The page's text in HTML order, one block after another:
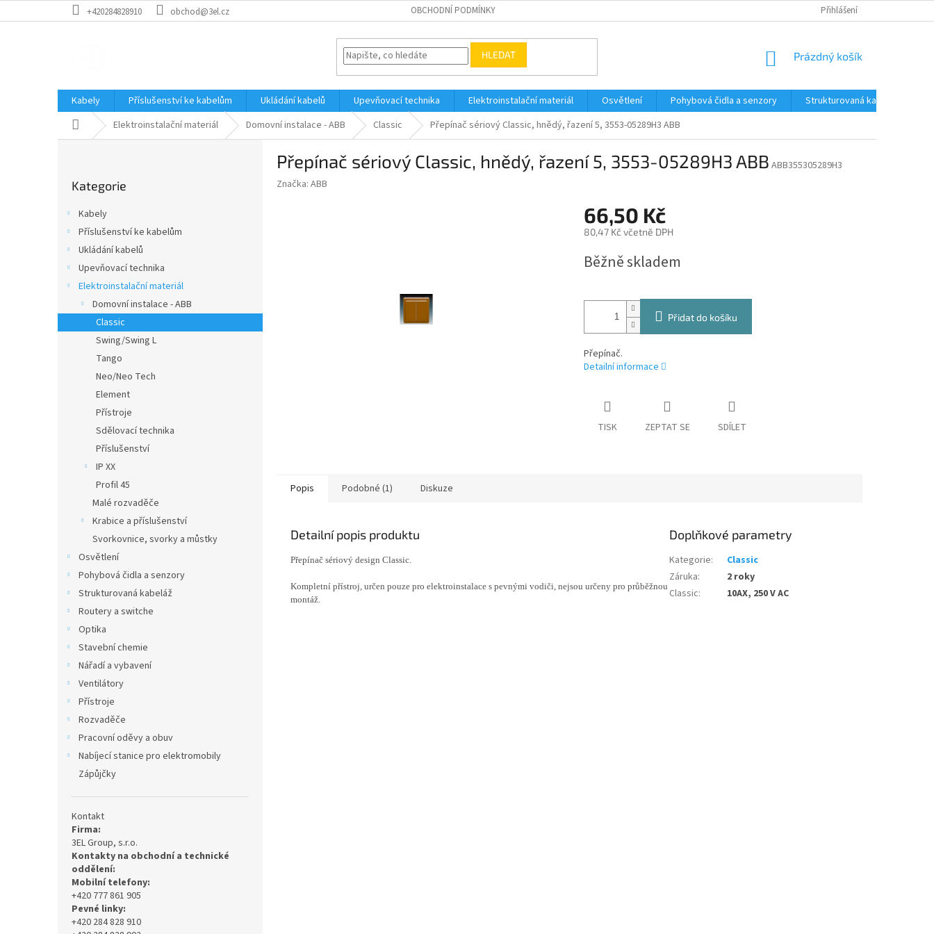
na
+420284828910 obchod@3el.cz OBCHODNÍ PODMÍNKY Přihlášení
HLEDAT
NÁKUPNÍ
Prázdný košík
Kabely Příslušenství ke kabelům Ukládání kabelů Upevňovací technika Elektroinstalační materiál Osvětlení Pohybová čidla a senzory Strukturovaná kabeláž
Domů Elektroinstalační materiál Domovní instalace - ABB Classic Přepínač sériový Classic, hnědý, řazení 5, 3553-05289H3 ABB
n
e
kategorie
Kategorie
Kabely
Příslušenství ke kabelům
Ukládání kabelů
Upevňovací technika
Elektroinstalační materiál
Domovní instalace - ABB
Classic
Swing/Swing L
Tango
Neo/Neo Tech
Element
Přístroje
Sdělovací technika
Příslušenství
IP XX
Profil 45
Malé rozvaděče
Krabice a příslušenství
Svorkovnice, svorky a můstky
Osvětlení
Pohybová čidla a senzory
Strukturovaná kabeláž
Routery a switche
Optika
Stavební chemie
Nářadí a vybavení
Ventilátory
Přístroje
Rozvaděče
Pracovní oděvy a obuv
Nabíjecí stanice pro elektromobily
Zápůjčky
Kontakt
Firma:
3EL Group, s.r.o.
Kontakty na obchodní a technické
oddělení:
Mobilní telefony:
+420 777 861 905
Pevné linky:
+420 284 828 910
Přepínač sériový Classic, hnědý, řazení 5, 3553-05289H3 ABB ABB355305289H3
Značka: ABB
66,50 Kč
80,47 Kč včetně DPH
cena:
Běžně skladem
Přidat do košíku
Přepínač.
Detailní informace
TISK ZEPTAT SE SDÍLET
Popis Podobné (1) Diskuze
Detailní popis produktu
Přepínač sériový design Classic.
Kompletní přístroj, určen pouze pro elektroinstalace s pevnými vodiči, nejsou určeny pro průběžnou
montáž.
Doplňkové parametry
Kategorie:
Classic
Záruka:
2 roky
Classic: 10AX, 250 V AC